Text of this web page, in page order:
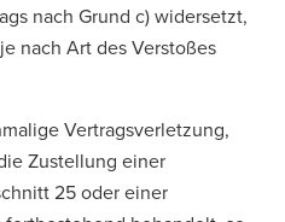
nach Grund c) widersetzt,
nach Art des Verstoßes
Vertragsverletzung,
Zustellung einer
25 oder einer